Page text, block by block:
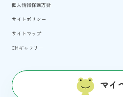
個人情報保護方針
サイトポリシー
サイトマップ
CMギャラリー
マイ